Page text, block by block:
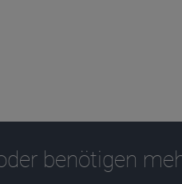
benötigen